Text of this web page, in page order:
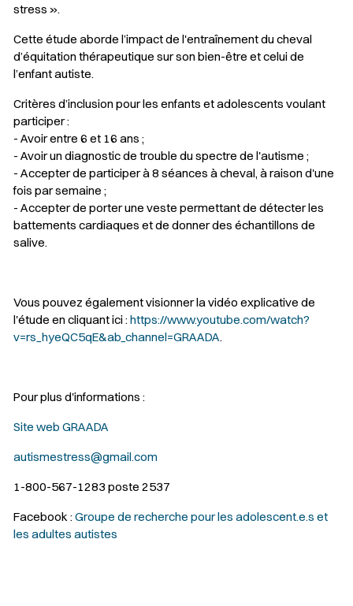
stress ».
Cette étude aborde l’impact de l'entraînement du cheval
d’équitation thérapeutique sur son bien-être et celui de
l’enfant autiste.
Critères d’inclusion pour les enfants et adolescents voulant
participer :
- Avoir entre 6 et 16 ans ;
- Avoir un diagnostic de trouble du spectre de l'autisme ;
- Accepter de participer à 8 séances à cheval, à raison d'une
fois par semaine ;
- Accepter de porter une veste permettant de détecter les
battements cardiaques et de donner des échantillons de
salive.
Vous pouvez également visionner la vidéo explicative de
l'étude en cliquant ici :https://www.youtube.com/watch?
v=rs_hyeQC5qE&ab_channel=GRAADA.
Pour plus d'informations :
Site web GRAADA
autismestress@gmail.com
1-800-567-1283 poste 2537
Facebook :Groupe de recherche pour les adolescent.e.s et
les adultes autistes